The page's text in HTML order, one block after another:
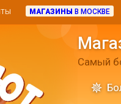
МАГАЗИНЫ В МОСКВЕ
Самый